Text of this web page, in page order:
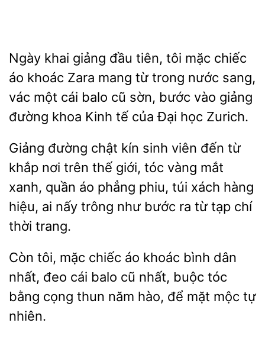
Ngày khai
đầu tiên, tôi mặc chiếc
áo khoác Zara
từ trong nước sang,
vác một cái balo cũ sờn, bước vào giảng
đường khoa Kinh
của Đại học Zurich.
Giảng đường chật kín sinh
đến từ
khắp nơi trên thế giới,
mắt
xanh, quần áo phẳng phiu, túi xách hàng
hiệu, ai nấy trông như bước ra từ tạp chí
thời trang.
Còn mặc áo khoác
dân
nhất, đeo cái balo cũ nhất, buộc tóc
bằng cọng thun năm hào, để mặt mộc tự
nhiên.